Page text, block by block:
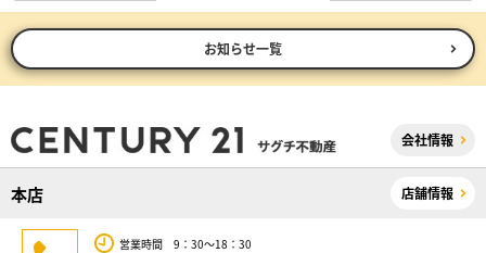
お知らせ一覧
会社情報
本店 店舗情報
営業時間 9：30～18：30